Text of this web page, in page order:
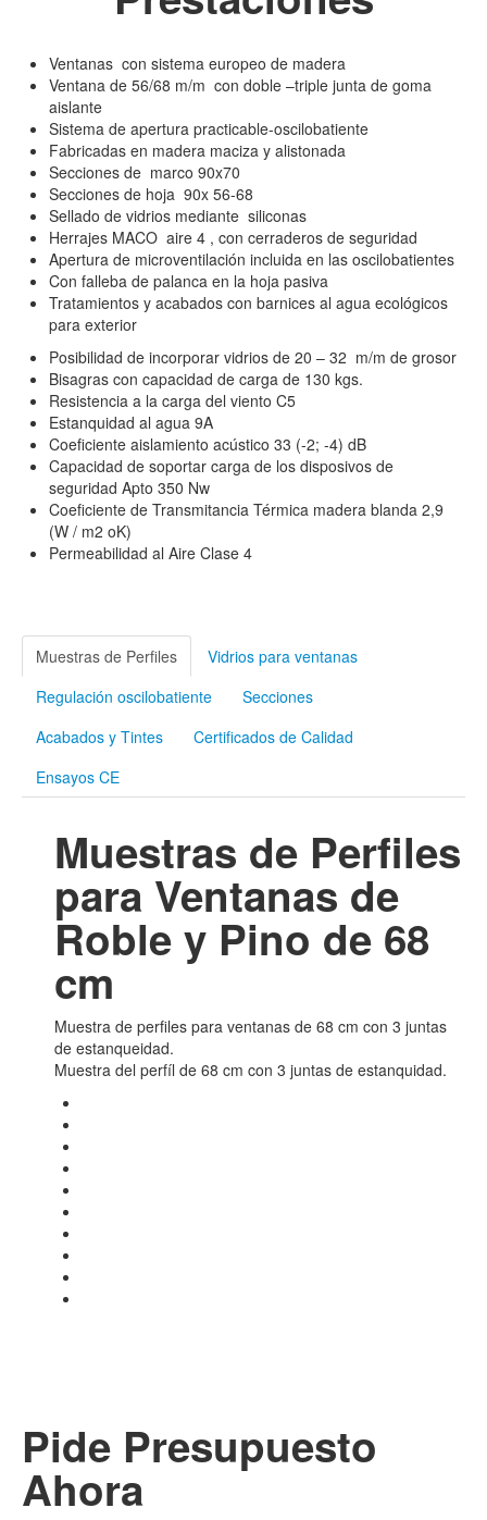
Ventanas con sistema europeo de madera
Ventana de 56/68 m/m con doble –triple junta de goma
aislante
Sistema de apertura practicable-oscilobatiente
Fabricadas en madera maciza y alistonada
Secciones de marco 90x70
Secciones de hoja 90x 56-68
Sellado de vidrios mediante siliconas
Herrajes MACO aire 4 , con cerraderos de seguridad
Apertura de microventilación incluida en las oscilobatientes
Con falleba de palanca en la hoja pasiva
Tratamientos y acabados con barnices al agua ecológicos
para exterior
Posibilidad de incorporar vidrios de 20 – 32 m/m de grosor
Bisagras con capacidad de carga de 130 kgs.
Resistencia a la carga del viento C5
Estanquidad al agua 9A
Coeficiente aislamiento acústico 33 (-2; -4) dB
Capacidad de soportar carga de los disposivos de
seguridad Apto 350 Nw
Coeficiente de Transmitancia Térmica madera blanda 2,9
(W / m2 oK)
Permeabilidad al Aire Clase 4
Muestras de Perfiles
Vidrios para ventanas
Regulación oscilobatiente
Secciones
Acabados y Tintes
Certificados de Calidad
Ensayos CE
Muestras de Perfiles
para Ventanas de
Roble y Pino de 68
cm
Muestra de perfiles para ventanas de 68 cm con 3 juntas
de estanqueidad.
Muestra del perfíl de 68 cm con 3 juntas de estanquidad.
Pide Presupuesto
Ahora